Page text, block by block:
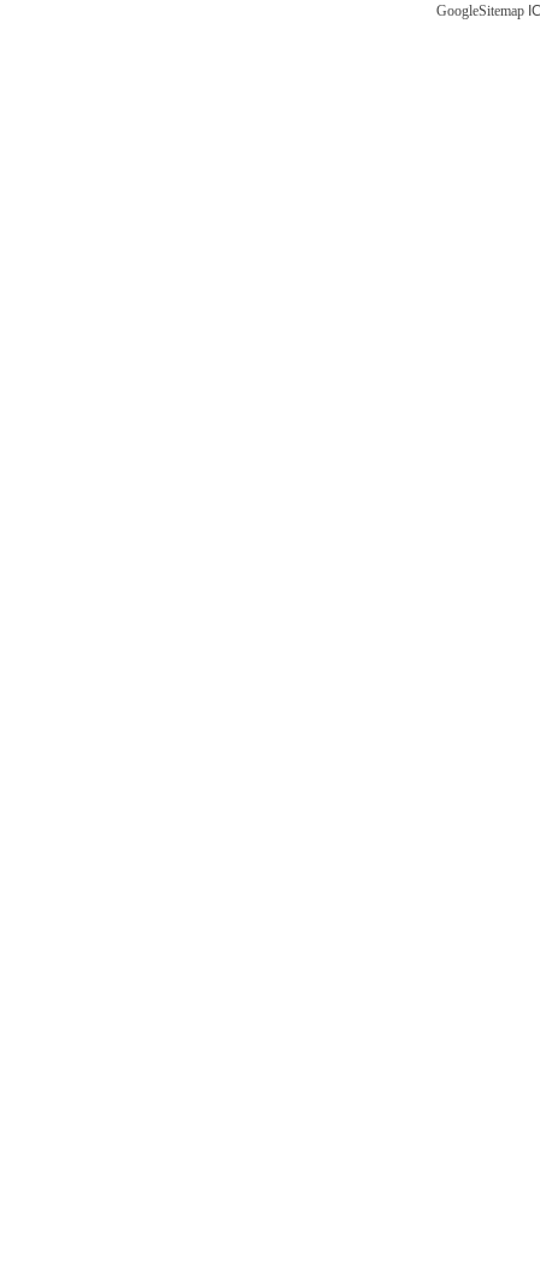
GoogleSitemap